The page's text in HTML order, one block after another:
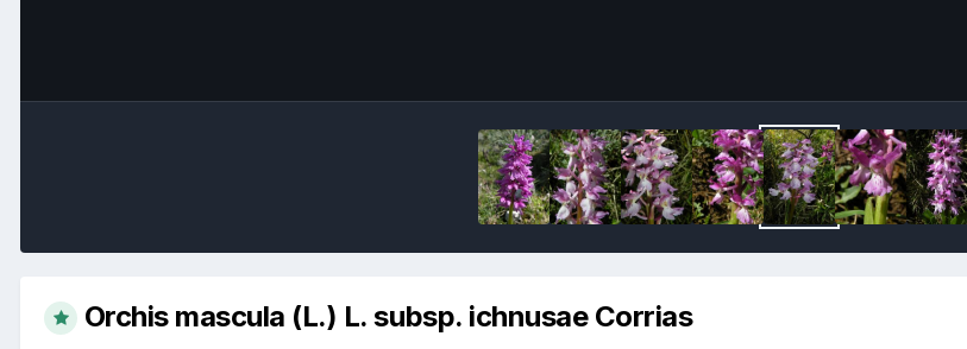
Orchis mascula (L.) L. subsp. ichnusae Corrias